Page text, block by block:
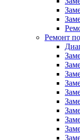
Ремонт